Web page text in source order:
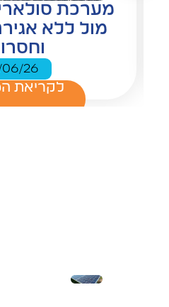
מערכת
מול ללא
26
לקריאת